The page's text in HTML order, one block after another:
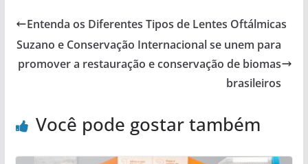
Entenda os Diferentes Tipos de Lentes Oftálmicas
Suzano e Conservação Internacional se unem para
promover a restauração e conservação de biomas
brasileiros
Você pode gostar também